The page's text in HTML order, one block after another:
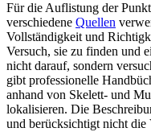
Für die Auflistung der
verschiedene Quellen
Vollständigkeit und
Versuch, sie zu finden und
nicht darauf, sondern
gibt professionelle
anhand von Skelett- und
lokalisieren. Die
und berücksichtigt nicht die